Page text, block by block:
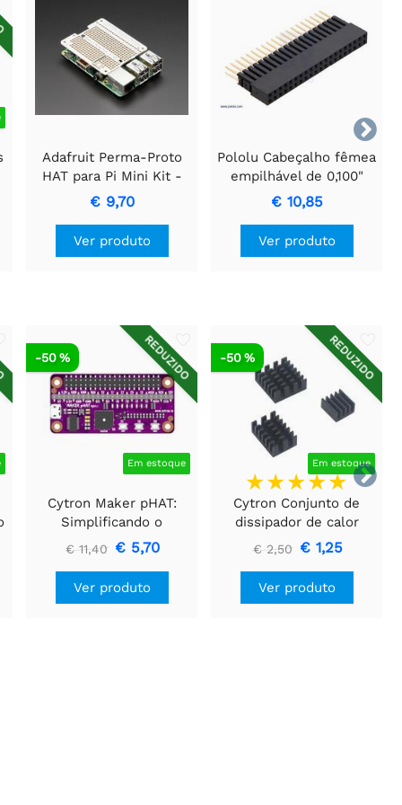

Adafruit Perma-Proto
HAT para Pi Mini Kit -
Sem EEPROM
€ 9,70
Ver produto
Pololu Cabeçalho fêmea
empilhável de 0,100"
com espaçador extra de
0,3": 2x20 pinos, reto
€ 10,85
Ver produto

REDUZIDO
Em estoque
-50 %
Cytron Maker pHAT:
Simplificando o
Raspberry Pi para
education
€ 11,40 € 5,70
Ver produto
REDUZIDO
Em estoque
-50 %
Cytron Conjunto de
dissipador de calor
Raspberry PI 4 (3 peças)
€ 2,50 € 1,25
Ver produto